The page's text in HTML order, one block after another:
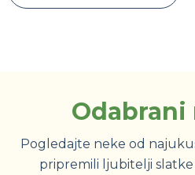
Pogledajte neke od
pripremili ljubitelji slatke